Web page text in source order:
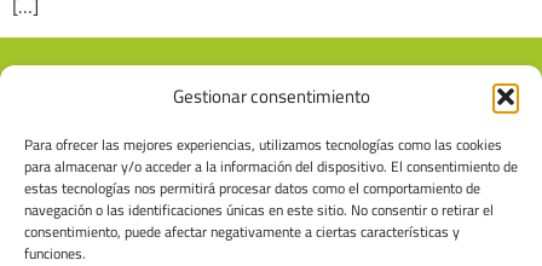
Gestionar consentimiento
Para ofrecer las mejores experiencias, utilizamos tecnologías como las cookies
para almacenar y/o acceder a la información del dispositivo. El consentimiento de
estas tecnologías nos permitirá procesar datos como el comportamiento de
navegación o las identificaciones únicas en este sitio. No consentir o retirar el
consentimiento, puede afectar negativamente a ciertas características y
funciones.